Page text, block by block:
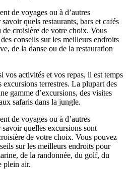
de voyages ou à d’autres
quels restaurants, bars et cafés
de croisière de votre choix. Vous
conseils sur les meilleurs endroits
de la danse ou de la restauration
vos activités et vos repas, il est temps
terrestres. La plupart des
gamme d’excursions, des visites
safaris dans la jungle.
de voyages ou à d’autres
quelles excursions sont
de votre choix. Vous pouvez
sur les meilleurs endroits pour
de la randonnée, du golf, du
plein air.